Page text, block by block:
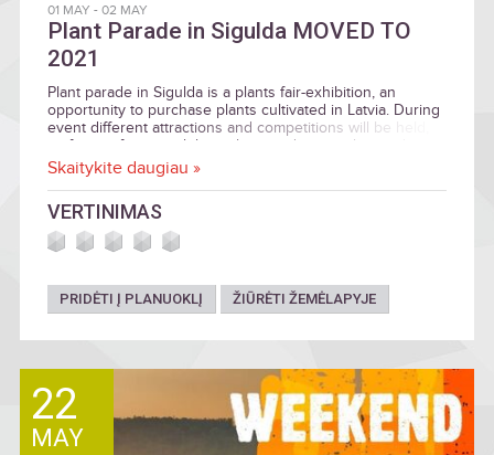
01 MAY - 02 MAY
Plant Parade in Sigulda MOVED TO
2021
Plant parade in Sigulda is a plants fair-exhibition, an
opportunity to purchase plants cultivated in Latvia. During
event different attractions and competitions will be held,
craftsmen fair, possibility to buy garden supplies and
equipment.
Skaitykite daugiau »
VERTINIMAS
PRIDĖTI Į PLANUOKLĮ ŽIŪRĖTI ŽEMĖLAPYJE
22
MAY